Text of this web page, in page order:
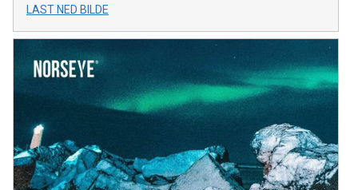
LAST NED BILDE